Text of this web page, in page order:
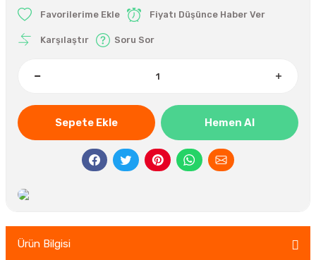
Fiyatı Düşünce Haber Ver
Karşılaştır Soru Sor
Sepete Ekle Hemen Al
Ürün Bilgisi